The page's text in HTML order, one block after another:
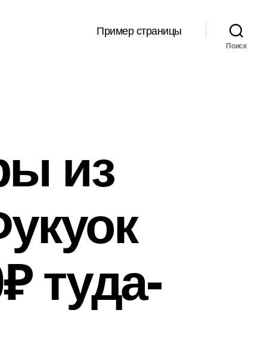
Пример страницы
Поиск
из
туда-